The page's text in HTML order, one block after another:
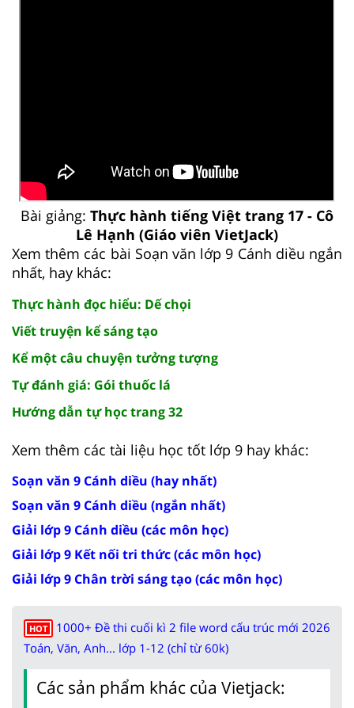
Bài giảng: Thực hành tiếng Việt trang 17 - Cô
Lê Hạnh (Giáo viên VietJack)
Xem thêm các bài Soạn văn lớp 9 Cánh diều ngắn
nhất, hay khác:
Thực hành đọc hiểu: Dế chọi
Viết truyện kể sáng tạo
Kể một câu chuyện tưởng tượng
Tự đánh giá: Gói thuốc lá
Hướng dẫn tự học trang 32
Xem thêm các tài liệu học tốt lớp 9 hay khác:
Soạn văn 9 Cánh diều (hay nhất)
Soạn văn 9 Cánh diều (ngắn nhất)
Giải lớp 9 Cánh diều (các môn học)
Giải lớp 9 Kết nối tri thức (các môn học)
Giải lớp 9 Chân trời sáng tạo (các môn học)
HOT
1000+ Đề thi cuối kì 2 file word cấu trúc mới 2026
Toán, Văn, Anh... lớp 1-12 (chỉ từ 60k)
Các sản phẩm khác của Vietjack: